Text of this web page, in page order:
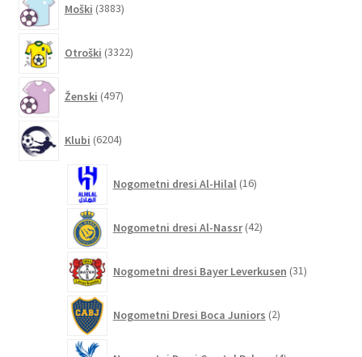
Moški 3883izdelkov
Otroški 3322izdelkov
Ženski 497izdelkov
Klubi 6204izdelki
Nogometni dresi Al-Hilal 16izdelkov
Nogometni dresi Al-Nassr 42izdelkov
Nogometni dresi Bayer Leverkusen 31izdelkov
Nogometni Dresi Boca Juniors 2izdelka